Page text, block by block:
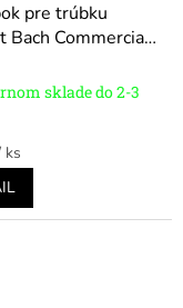
pre trúbku
Bach Commercial
10 1/2Ssklade do 2-3
ks